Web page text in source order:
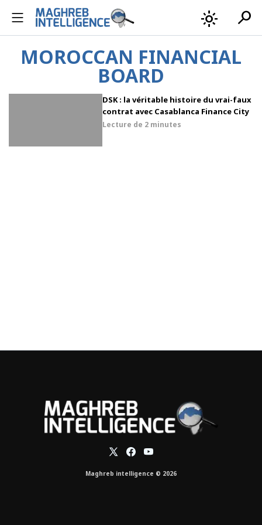
light_mode search
MOROCCAN FINANCIAL
BOARD
DSK : la véritable histoire du vrai-faux
contrat avec Casablanca Finance City
Lecture de 2 minutes
Maghreb intelligence © 2026